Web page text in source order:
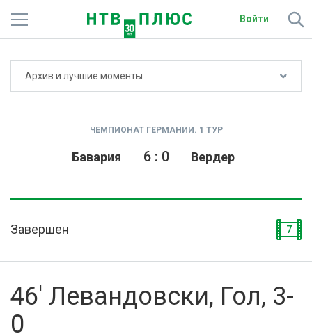
Войти
О сайте
Активировать промокод
Архив и лучшие моменты
ЧЕМПИОНАТ ГЕРМАНИИ. 1 ТУР
Бавария Вердер
6: 0
Завершен 7
46' Левандовски, Гол, 3-
0